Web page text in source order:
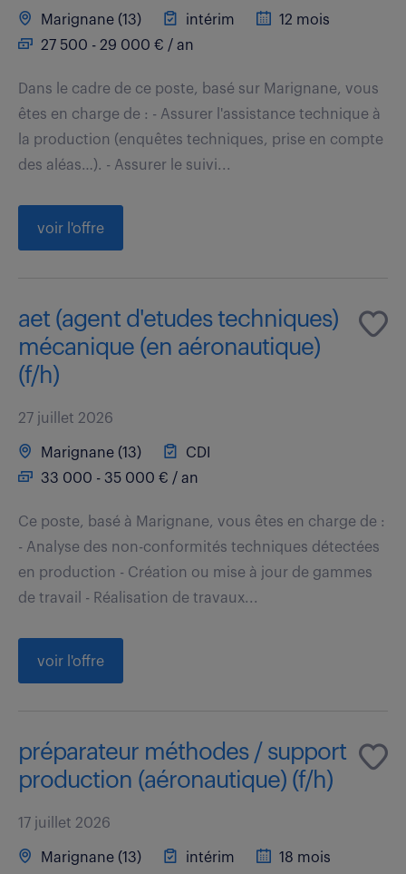
Marignane (13) intérim
12 mois
27 500 - 29 000 € / an
Dans le cadre de ce poste, basé sur Marignane, vous
êtes en charge de : - Assurer l'assistance technique à
la production (enquêtes techniques, prise en compte
des aléas…). - Assurer le suivi...
voir l'offre
aet (agent d'etudes techniques)
mécanique (en aéronautique)
(f/h)
27 juillet 2026
Marignane (13)
CDI
33 000 - 35 000 € / an
Ce poste, basé à Marignane, vous êtes en charge de :
- Analyse des non-conformités techniques détectées
en production - Création ou mise à jour de gammes
de travail - Réalisation de travaux...
voir l'offre
préparateur méthodes / support
production (aéronautique) (f/h)
17 juillet 2026
Marignane (13) intérim
18 mois